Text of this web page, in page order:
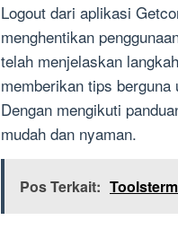
Logout dari aplikasi
menghentikan
telah menjelaskan
memberikan tips
Dengan mengikuti
mudah dan nyaman.
Pos Terkait: